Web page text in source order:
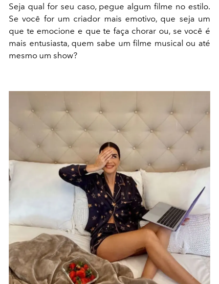
Seja qual for seu caso, pegue algum filme no estilo.
Se você for um criador mais emotivo, que seja um
que te emocione e que te faça chorar ou, se você é
mais entusiasta, quem sabe um filme musical ou até
mesmo um show?